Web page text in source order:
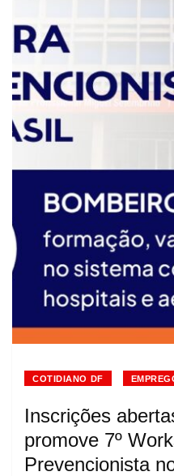
COTIDIANO DF
Inscrições
promove 7º
Prevencionista